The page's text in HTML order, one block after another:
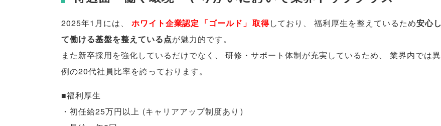
2025年1月には、 ホワイト企業認定 「ゴールド 」 取得しており 、 福利厚生を整えているため安心し
て働ける基盤を整えている点が魅力的です。
また新卒採用を強化しているだけでなく 、 研修・サポート体制が充実しているため、
業界内では異
例の20代社員比率を誇っております。
■福利厚生
・初任給25万円以上 (キャリアアップ制度あり )